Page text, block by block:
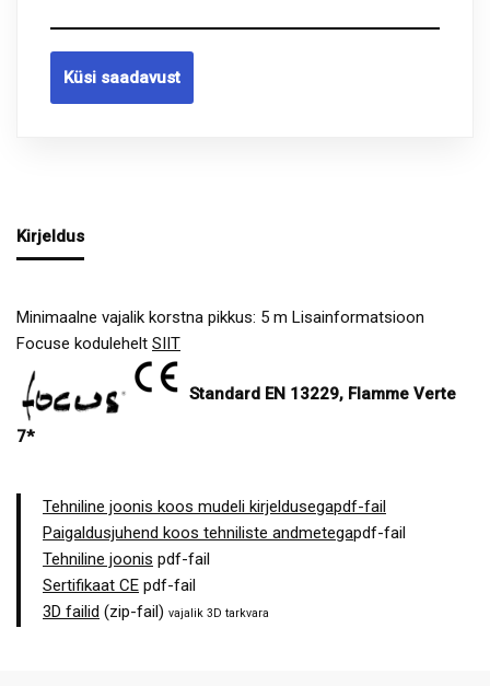
Küsi saadavust
Kirjeldus
Minimaalne vajalik korstna pikkus: 5 m Lisainformatsioon
Focuse kodulehelt SIIT
Standard EN 13229, Flamme Verte
7*
Tehniline joonis koos mudeli kirjeldusegapdf-fail
Paigaldusjuhend koos tehniliste andmetegapdf-fail
Tehniline joonis pdf-fail
Sertifikaat CE pdf-fail
3D failid (zip-fail) vajalik 3D tarkvara